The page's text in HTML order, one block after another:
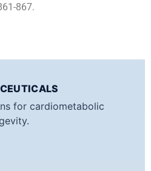
867.
for cardiometabolic